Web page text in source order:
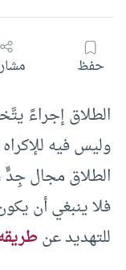
حفظ
الطلاق إجراءً
وليس فيه للإكراه
الطلاق مجال جِدٍّ
فلا ينبغي أن
للتهديد عن